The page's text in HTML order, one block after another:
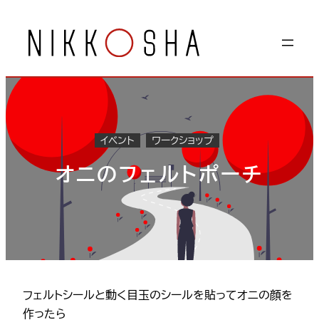
キ
ッ
プ
イベント ワークショップ
オニのフェルトポーチ
フェルトシールと動く目玉のシールを貼ってオニの顔を
作ったら